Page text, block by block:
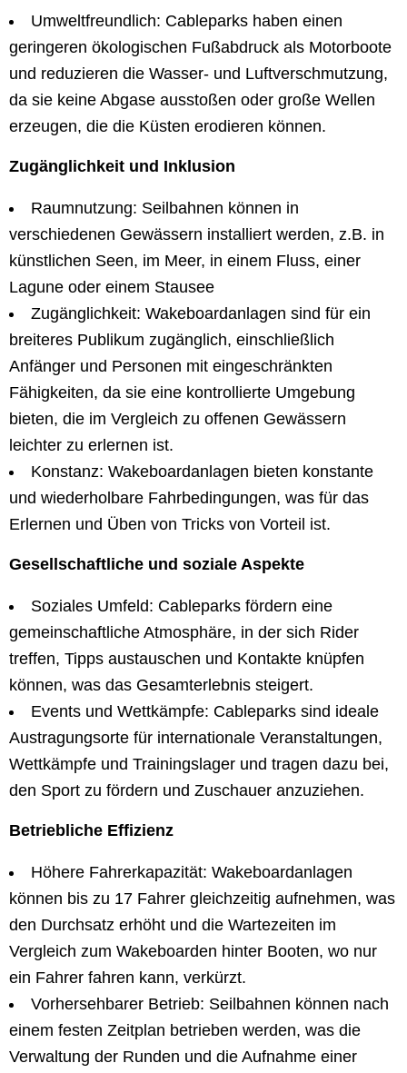
Umweltfreundlich: Cableparks haben einen
geringeren ökologischen Fußabdruck als Motorboote
und reduzieren die Wasser- und Luftverschmutzung,
da sie keine Abgase ausstoßen oder große Wellen
erzeugen, die die Küsten erodieren können.
Zugänglichkeit und Inklusion
Raumnutzung: Seilbahnen können in
verschiedenen Gewässern installiert werden, z.B. in
künstlichen Seen, im Meer, in einem Fluss, einer
Lagune oder einem Stausee
Zugänglichkeit: Wakeboardanlagen sind für ein
breiteres Publikum zugänglich, einschließlich
Anfänger und Personen mit eingeschränkten
Fähigkeiten, da sie eine kontrollierte Umgebung
bieten, die im Vergleich zu offenen Gewässern
leichter zu erlernen ist.
Konstanz: Wakeboardanlagen bieten konstante
und wiederholbare Fahrbedingungen, was für das
Erlernen und Üben von Tricks von Vorteil ist.
Gesellschaftliche und soziale Aspekte
Soziales Umfeld: Cableparks fördern eine
gemeinschaftliche Atmosphäre, in der sich Rider
treffen, Tipps austauschen und Kontakte knüpfen
können, was das Gesamterlebnis steigert.
Events und Wettkämpfe: Cableparks sind ideale
Austragungsorte für internationale Veranstaltungen,
Wettkämpfe und Trainingslager und tragen dazu bei,
den Sport zu fördern und Zuschauer anzuziehen.
Betriebliche Effizienz
Höhere Fahrerkapazität: Wakeboardanlagen
können bis zu 17 Fahrer gleichzeitig aufnehmen, was
den Durchsatz erhöht und die Wartezeiten im
Vergleich zum Wakeboarden hinter Booten, wo nur
ein Fahrer fahren kann, verkürzt.
Vorhersehbarer Betrieb: Seilbahnen können nach
einem festen Zeitplan betrieben werden, was die
Verwaltung der Runden und die Aufnahme einer